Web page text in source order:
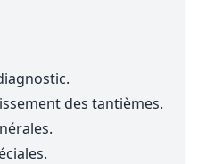
des tantièmes.